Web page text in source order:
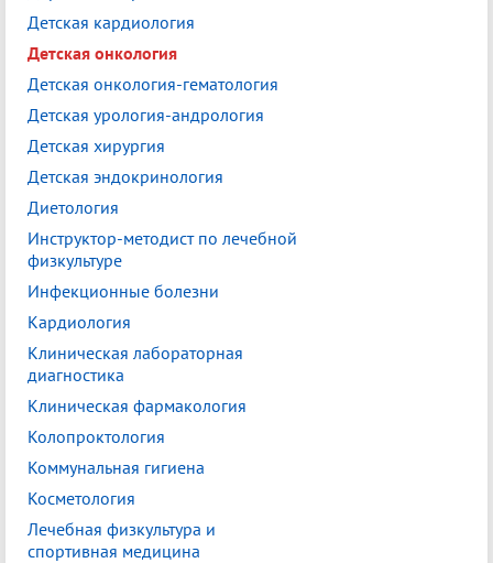
Детская кардиология
Детская онкология
Детская онкология-гематология
Детская урология-андрология
Детская хирургия
Детская эндокринология
Диетология
Инструктор-методист по лечебной
физкультуре
Инфекционные болезни
Кардиология
Клиническая лабораторная
диагностика
Клиническая фармакология
Колопроктология
Коммунальная гигиена
Косметология
Лечебная физкультура и
спортивная медицина